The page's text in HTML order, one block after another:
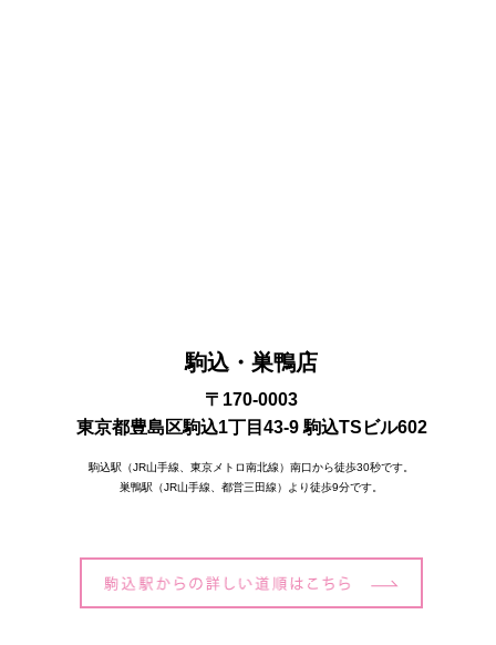
駒込・巣鴨店
〒170-0003
東京都豊島区駒込1丁目43-9 駒込TSビル602
駒込駅（JR山手線、東京メトロ南北線）南口から徒歩30秒です。
巣鴨駅（JR山手線、都営三田線）より徒歩9分です。